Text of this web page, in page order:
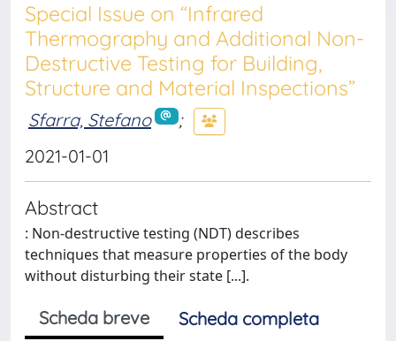
Special Issue on “Infrared
Thermography and Additional Non-
Destructive Testing for Building,
Structure and Material Inspections”
Sfarra, Stefano
;
2021-01-01
Abstract
: Non-destructive testing (NDT) describes
techniques that measure properties of the body
without disturbing their state [...].
Scheda breve
Scheda completa